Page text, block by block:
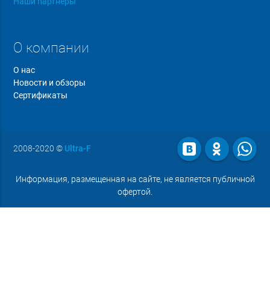
О компании
О нас
Новости и обзоры
Сертификаты
2008-2020 © Ultra-F
Информация, размещенная на сайте, не является публичной
офертой.